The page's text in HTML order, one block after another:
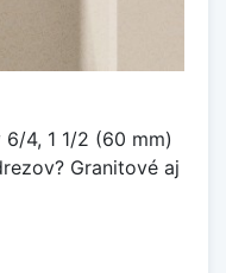
4, 1 1/2 (60 mm)
Granitové aj